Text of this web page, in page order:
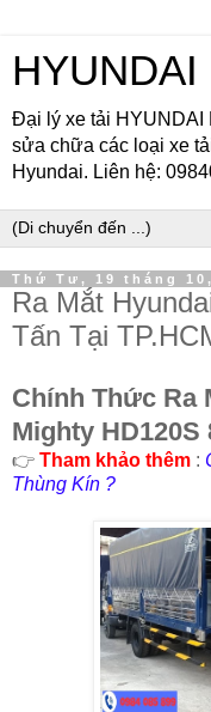
Đại lý xe tải HYUNDAI
sửa chữa các loại xe
Hyundai. Liên hệ:
Thứ Tư, 19 tháng
Ra Mắt
Tấn Tại
Chính Thức Ra
Mighty HD120S
👉 Tham khảo thêm :
Thùng Kín ?